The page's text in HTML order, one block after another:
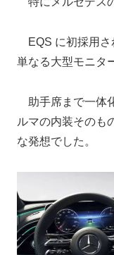
EQS に初採用さ
単なる大型モニタ
助手席まで一体
ルマの内装そのも
な発想でした。